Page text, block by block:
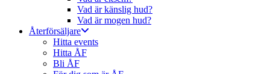
Vad är känslig hud?
Vad är mogen hud?
Återförsäljare
Hitta events
Hitta ÅF
Bli ÅF